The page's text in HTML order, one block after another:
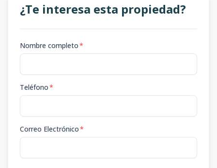
¿Te interesa esta propiedad?
Nombre completo*
Teléfono*
Correo Electrónico*